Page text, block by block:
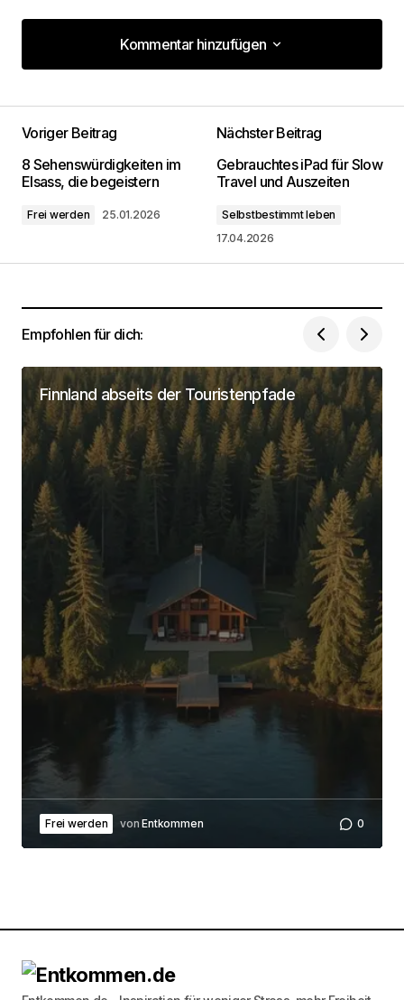
Kommentar hinzufügen
Kommentar hinzufügen
veröffentlicht. Erforderliche Felder sind mit*
markiert
Deine Email Adresse*
Name, E-Mail-Adresse und Website in diesem
Browser für meinen nächsten Kommentar
speichern.
Submit Comment
Voriger Beitrag
8 Sehenswürdigkeiten im
Elsass, die begeistern
Frei werden 25.01.2026
Nächster Beitrag
Gebrauchtes iPad für Slow
Travel und Auszeiten
Selbstbestimmt leben
17.04.2026
Empfohlen für dich:
Finnland abseits der Touristenpfade
Frei werden von Entkommen 0